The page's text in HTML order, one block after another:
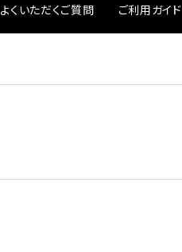
よくいただくご質問 ご利用ガイド